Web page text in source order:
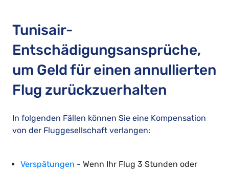
Tunisair-
Entschädigungsansprüche,
um Geld für einen annullierten
Flug zurückzuerhalten
In folgenden Fällen können Sie eine Kompensation
von der Fluggesellschaft verlangen:
Verspätungen - Wenn Ihr Flug 3 Stunden oder